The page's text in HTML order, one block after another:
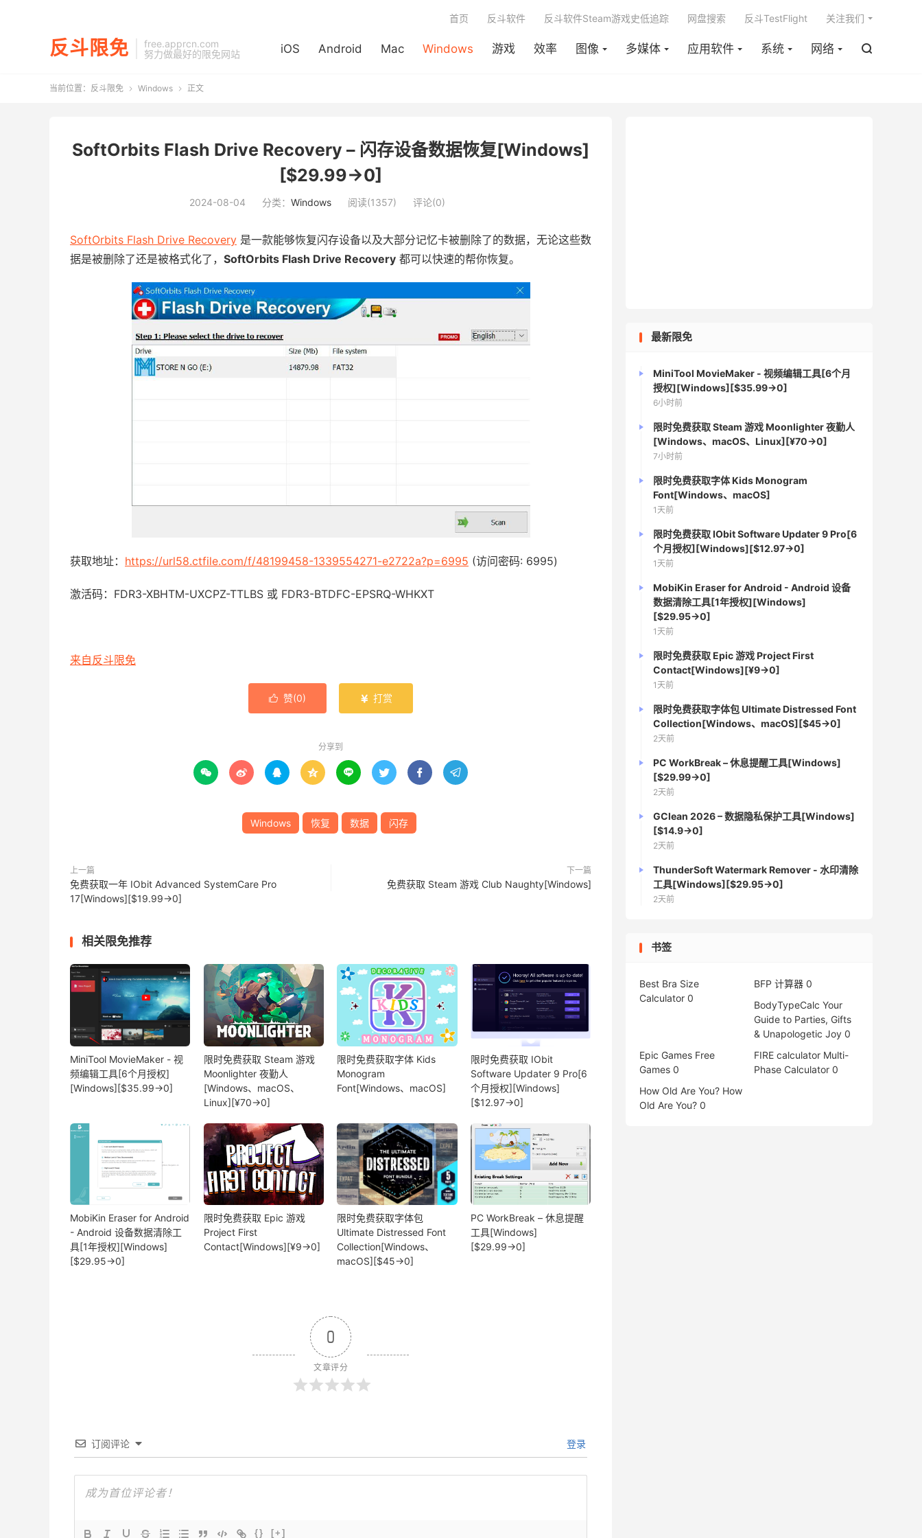
反斗限免
free.apprcn.com
努力做最好的限免网站
iOS Android Mac Windows 游戏 效率 图像 多媒体 应用软件 系统 网络 
首页 反斗软件 反斗软件Steam游戏史低追踪 网盘搜索 反斗TestFlight 关注我们
当前位置： 反斗限免  Windows  正文
SoftOrbits Flash Drive Recovery – 闪存设备数据恢复[Windows]
[$29.99→0]
2024-08-04 分类： Windows 阅读(1357) 评论(0)
SoftOrbits Flash Drive Recovery 是一款能够恢复闪存设备以及大部分记忆卡被删除了的数据，无论这些数
据是被删除了还是被格式化了， SoftOrbits Flash Drive Recovery 都可以快速的帮你恢复。
获取地址： https://url58.ctfile.com/f/48199458-1339554271-e2722a?p=6995 (访问密码: 6995)
激活码：FDR3-XBHTM-UXCPZ-TTLBS 或 FDR3-BTDFC-EPSRQ-WHKXT
来自反斗限免
 赞(0)  打赏
分享到
       
Windows 恢复 数据 闪存
上一篇
免费获取一年 IObit Advanced SystemCare Pro
17[Windows][$19.99→0]
下一篇
免费获取 Steam 游戏 Club Naughty[Windows]
相关限免推荐
MiniTool MovieMaker - 视
频编辑工具[6个月授权]
[Windows][$35.99→0]
限时免费获取 Steam 游戏
Moonlighter 夜勤人
[Windows、macOS、
Linux][¥70→0]
限时免费获取字体 Kids
Monogram
Font[Windows、macOS]
限时免费获取 IObit
Software Updater 9 Pro[6
个月授权][Windows]
[$12.97→0]
MobiKin Eraser for Android
- Android 设备数据清除工
具[1年授权][Windows]
[$29.95→0]
限时免费获取 Epic 游戏
Project First
Contact[Windows][¥9→0]
限时免费获取字体包
Ultimate Distressed Font
Collection[Windows、
macOS][$45→0]
PC WorkBreak – 休息提醒
工具[Windows]
[$29.99→0]
0
文章评分
订阅评论 登录
{} [+]
最新限免
MiniTool MovieMaker - 视频编辑工具[6个月
授权][Windows][$35.99→0]
6小时前
限时免费获取 Steam 游戏 Moonlighter 夜勤人
[Windows、macOS、Linux][¥70→0]
7小时前
限时免费获取字体 Kids Monogram
Font[Windows、macOS]
1天前
限时免费获取 IObit Software Updater 9 Pro[6
个月授权][Windows][$12.97→0]
1天前
MobiKin Eraser for Android - Android 设备
数据清除工具[1年授权][Windows]
[$29.95→0]
1天前
限时免费获取 Epic 游戏 Project First
Contact[Windows][¥9→0]
1天前
限时免费获取字体包 Ultimate Distressed Font
Collection[Windows、macOS][$45→0]
2天前
PC WorkBreak – 休息提醒工具[Windows]
[$29.99→0]
2天前
GClean 2026 – 数据隐私保护工具[Windows]
[$14.9→0]
2天前
ThunderSoft Watermark Remover - 水印清除
工具[Windows][$29.95→0]
2天前
书签
Best Bra Size
Calculator 0
BFP 计算器 0
BodyTypeCalc Your
Guide to Parties, Gifts
& Unapologetic Joy 0
Epic Games Free
Games 0
FIRE calculator Multi-
Phase Calculator 0
How Old Are You? How
Old Are You? 0